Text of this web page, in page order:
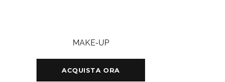
MAKE-UP
ACQUISTA ORA